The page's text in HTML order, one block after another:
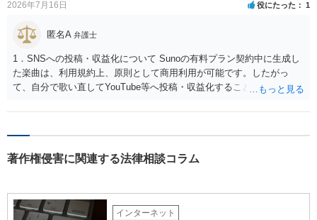
2026年7月16日 役にたった 1
匿名A 弁護士
1．SNSへの投稿・収益化について Sunoの有料プラン契約中に生成し
た楽曲は、利用規約上、原則として商用利用が可能です。したがっ
て、自分で歌い直してYouTube等へ投稿・収益化することも、通常は
確認してください。 2．メロディーや伴奏の使用について AIボーカル
ば、原則として使用可能です。 3．著作権とJASRAC登録について Su
の創作的な関与が乏しい場合、著作権が認められない可能性がありま
す。自分で歌い直しただけで、作曲部分の著作権が発生するわけでも
著作権侵害に関連する法律相談コラム
インターネット